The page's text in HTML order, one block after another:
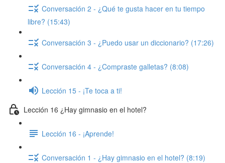
Conversación 2 - ¿Qué te gusta hacer en tu tiempo
libre? (15:43)
Conversación 3 - ¿Puedo usar un diccionario? (17:26)
Conversación 4 - ¿Compraste galletas? (8:08)
Lección 15 - ¡Te toca a ti!
Lección 16 ¿Hay gimnasio en el hotel?
Lección 16 - ¡Aprende!
Conversación 1 - ¿Hay gimnasio en el hotel? (8:19)